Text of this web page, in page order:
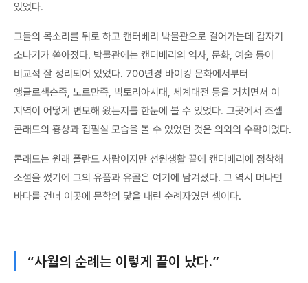
있었다.
그들의 목소리를 뒤로 하고 캔터베리 박물관으로 걸어가는데 갑자기
소나기가 쏟아졌다. 박물관에는 캔터베리의 역사, 문화, 예술 등이
비교적 잘 정리되어 있었다. 700년경 바이킹 문화에서부터
앵글로색슨족, 노르만족, 빅토리아시대, 세계대전 등을 거치면서 이
지역이 어떻게 변모해 왔는지를 한눈에 볼 수 있었다. 그곳에서 조셉
콘래드의 흉상과 집필실 모습을 볼 수 있었던 것은 의외의 수확이었다.
콘래드는 원래 폴란드 사람이지만 선원생활 끝에 캔터베리에 정착해
소설을 썼기에 그의 유품과 유골은 여기에 남겨졌다. 그 역시 머나먼
바다를 건너 이곳에 문학의 닻을 내린 순례자였던 셈이다.
“사월의 순례는 이렇게 끝이 났다.”